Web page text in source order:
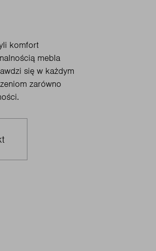
komfort
mebla
się w każdym
zarówno